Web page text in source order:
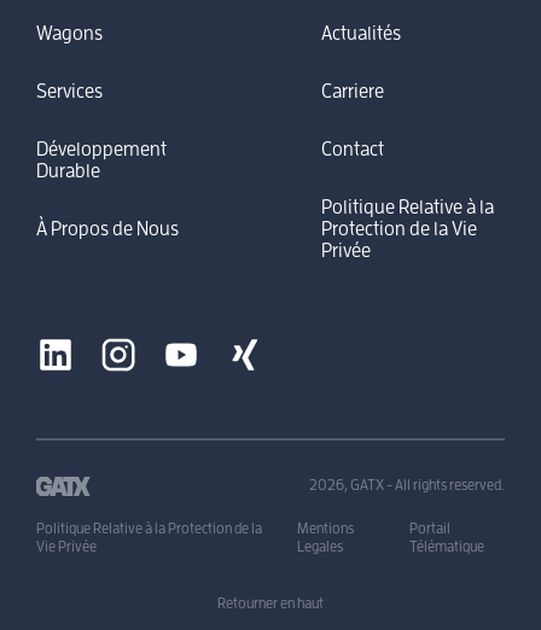
Wagons
Services
Développement
Durable
À Propos de Nous
Actualités
Carriere
Contact
Politique Relative à la
Protection de la Vie
Privée
2026, GATX - All rights reserved.
Politique Relative à la Protection de la
Vie Privée
Mentions
Legales
Portail
Télématique
Retourner en haut